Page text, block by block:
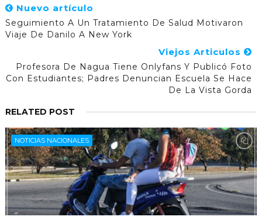
Nuevo artículo
Seguimiento A Un Tratamiento De Salud Motivaron
Viaje De Danilo A New York
Viejos Articulos
Profesora De Nagua Tiene Onlyfans Y Publicó Foto
Con Estudiantes; Padres Denuncian Escuela Se Hace
De La Vista Gorda
RELATED POST
NOTICIAS NACIONALES